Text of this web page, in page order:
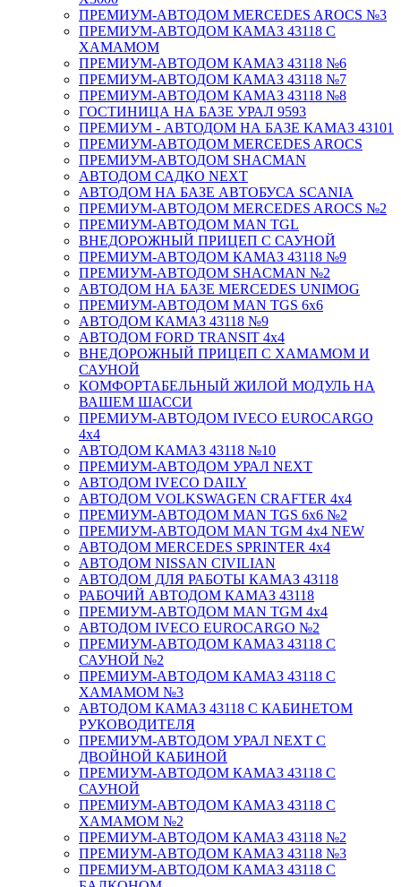
ПРЕМИУМ-АВТОДОМ MERCEDES AROCS №3
ПРЕМИУМ-АВТОДОМ КАМАЗ 43118 С
ХАМАМОМ
ПРЕМИУМ-АВТОДОМ КАМАЗ 43118 №6
ПРЕМИУМ-АВТОДОМ КАМАЗ 43118 №7
ПРЕМИУМ-АВТОДОМ КАМАЗ 43118 №8
ГОСТИНИЦА НА БАЗЕ УРАЛ 9593
ПРЕМИУМ - АВТОДОМ НА БАЗЕ КАМАЗ 43101
ПРЕМИУМ-АВТОДОМ MERCEDES AROCS
ПРЕМИУМ-АВТОДОМ SHACMAN
АВТОДОМ САДКО NEXT
АВТОДОМ НА БАЗЕ АВТОБУСА SCANIA
ПРЕМИУМ-АВТОДОМ MERCEDES AROCS №2
ПРЕМИУМ-АВТОДОМ MAN TGL
ВНЕДОРОЖНЫЙ ПРИЦЕП С САУНОЙ
ПРЕМИУМ-АВТОДОМ КАМАЗ 43118 №9
ПРЕМИУМ-АВТОДОМ SHACMAN №2
АВТОДОМ НА БАЗЕ MERCEDES UNIMOG
ПРЕМИУМ-АВТОДОМ MAN TGS 6х6
АВТОДОМ КАМАЗ 43118 №9
АВТОДОМ FORD TRANSIT 4x4
ВНЕДОРОЖНЫЙ ПРИЦЕП С ХАМАМОМ И
САУНОЙ
КОМФОРТАБЕЛЬНЫЙ ЖИЛОЙ МОДУЛЬ НА
ВАШЕМ ШАССИ
ПРЕМИУМ-АВТОДОМ IVECO EUROCARGO
4х4
АВТОДОМ КАМАЗ 43118 №10
ПРЕМИУМ-АВТОДОМ УРАЛ NEXT
АВТОДОМ IVECO DAILY
АВТОДОМ VOLKSWAGEN CRAFTER 4х4
ПРЕМИУМ-АВТОДОМ MAN TGS 6х6 №2
ПРЕМИУМ-АВТОДОМ MAN TGM 4x4 NEW
АВТОДОМ MERCEDES SPRINTER 4x4
АВТОДОМ NISSAN CIVILIAN
АВТОДОМ ДЛЯ РАБОТЫ КАМАЗ 43118
РАБОЧИЙ АВТОДОМ КАМАЗ 43118
ПРЕМИУМ-АВТОДОМ MAN TGM 4x4
АВТОДОМ IVECO EUROCARGO №2
ПРЕМИУМ-АВТОДОМ КАМАЗ 43118 С
САУНОЙ №2
ПРЕМИУМ-АВТОДОМ КАМАЗ 43118 С
ХАМАМОМ №3
АВТОДОМ КАМАЗ 43118 С КАБИНЕТОМ
РУКОВОДИТЕЛЯ
ПРЕМИУМ-АВТОДОМ УРАЛ NEXT С
ДВОЙНОЙ КАБИНОЙ
ПРЕМИУМ-АВТОДОМ КАМАЗ 43118 С
САУНОЙ
ПРЕМИУМ-АВТОДОМ КАМАЗ 43118 С
ХАМАМОМ №2
ПРЕМИУМ-АВТОДОМ КАМАЗ 43118 №2
ПРЕМИУМ-АВТОДОМ КАМАЗ 43118 №3
ПРЕМИУМ-АВТОДОМ КАМАЗ 43118 С